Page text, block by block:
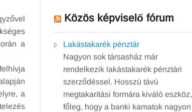
a
a
Közös képviselő fórum
Lakástakarék pénztár
Nagyon sok társasház már
rendelkezik lakástakarék pénztári
szerződéssel. Hosszú távú
megtakarítási formára kiváló eszköz,
főleg, hogy a banki kamatok nagyon